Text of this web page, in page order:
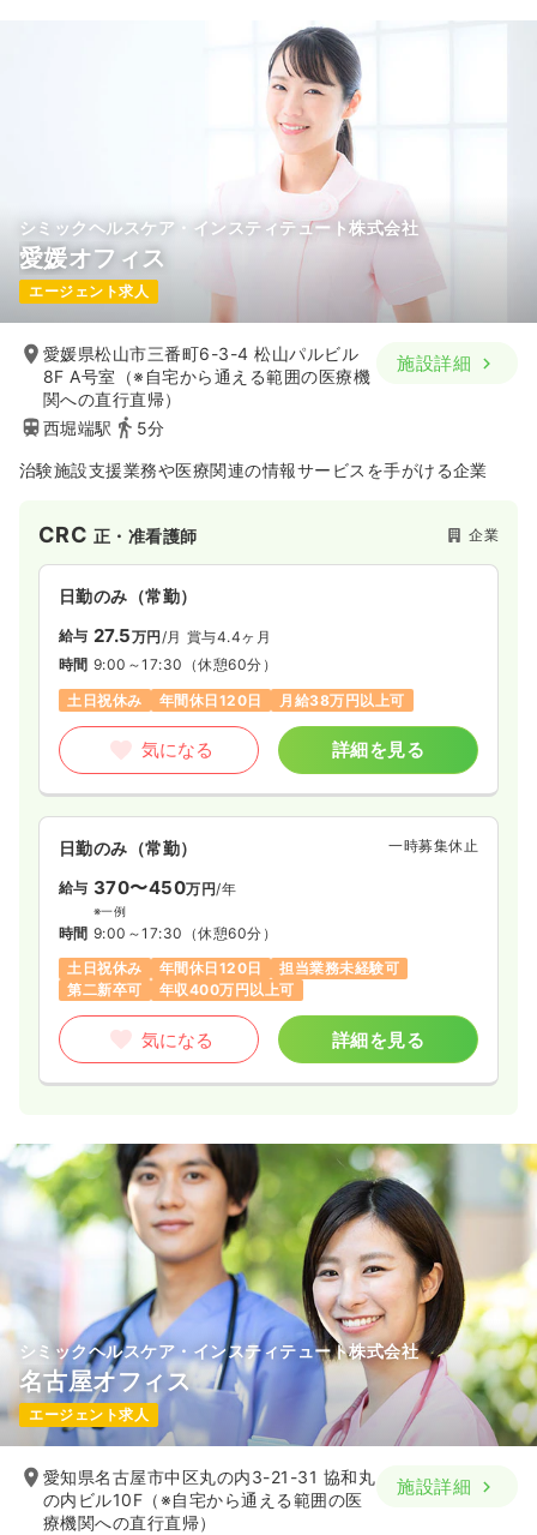
シミックヘルスケア・インスティテュート株式会社
愛媛オフィス
エージェント求人
愛媛県松山市三番町6-3-4 松山パルビル
8F A号室（※自宅から通える範囲の医療機
関への直行直帰）
西堀端駅
5分
施設詳細
治験施設支援業務や医療関連の情報サービスを手がける企業
CRC 正・准看護師 企業
日勤のみ（常勤）
給与 27.5万円/月 賞与4.4ヶ月
時間 9:00～17:30 （休憩60分）
土日祝休み
年間休日120日 月給38万円以上可
気になる 詳細を見る
日勤のみ（常勤） 一時募集休止
給与 370〜450万円/年
※一例
時間 9:00～17:30 （休憩60分）
土日祝休み
年間休日120日
担当業務未経験可
第二新卒可
年収400万円以上可
気になる 詳細を見る
シミックヘルスケア・インスティテュート株式会社
名古屋オフィス
エージェント求人
愛知県名古屋市中区丸の内3-21-31 協和丸
の内ビル10F（※自宅から通える範囲の医
療機関への直行直帰）
施設詳細